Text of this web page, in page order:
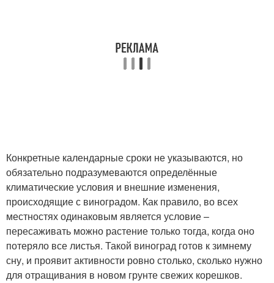
Конкретные календарные сроки не указываются, но
обязательно подразумеваются определённые
климатические условия и внешние изменения,
происходящие с виноградом. Как правило, во всех
местностях одинаковым является условие –
пересаживать можно растение только тогда, когда оно
потеряло все листья. Такой виноград готов к зимнему
сну, и проявит активности ровно столько, сколько нужно
для отращивания в новом грунте свежих корешков.